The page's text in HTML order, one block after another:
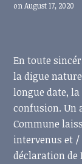
on August 17, 2020
En toute
la digue
longue date,
confusion. Un
Commune
intervenus et /
déclaration de